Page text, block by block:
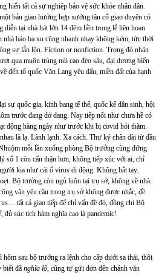
hiến tất cả sự nghiệp bảo vệ sức khỏe nhân dân.
bản giao hưởng hợp xướng tân cổ giao duyên có
diễn tại nhà hát lớn 14 đêm liền trong lễ liên hoan
báo ba xu cũng nhanh nhạy không kém, tức thời
sự lẫn lộn. Fiction or nonfiction. Trong đó nhân
qua muôn trùng núi cao đèo sâu, đại dương biển
đến tổ quốc Văn Lang yêu dấu, miền đất của hạnh
sự quốc gia, kinh bang tế thế, quốc kế dân sinh, hội
trước đang dở dang. Nay tiếp nối như chưa hề có
động hàng ngày như trước khi bị covid hỏi thăm.
là lạ. Lành lạnh. Xa cách. Thư ký chân dài từ đầu
mỗi lần xuống phòng Bộ trưởng cũng đứng
số 1 còn cẩn thận hơn, không tiếp xúc với ai, chỉ
kia như cái ổ virus di động. Không bắt tay.
Bộ trưởng còn ngủ luôn tại trụ sở, không về nhà.
văn yêu cầu trong trụ sở không được nhắc, đề
tất cả giao tiếp để chỉ vấn đề đó, đồng chí Bộ
súc tích hàm nghĩa cao là pandemic!
sau bộ trưởng ra lệnh cho cấp dưới sa thải, thôi
biết đã nghĩa lộ, cũng tự gửi đơn đến chánh văn